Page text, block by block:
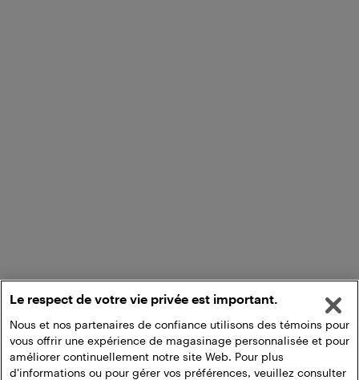
Le respect de votre vie privée est important.
Nous et nos partenaires de confiance utilisons des témoins pour
vous offrir une expérience de magasinage personnalisée et pour
améliorer continuellement notre site Web. Pour plus
d'informations ou pour gérer vos préférences, veuillez consulter